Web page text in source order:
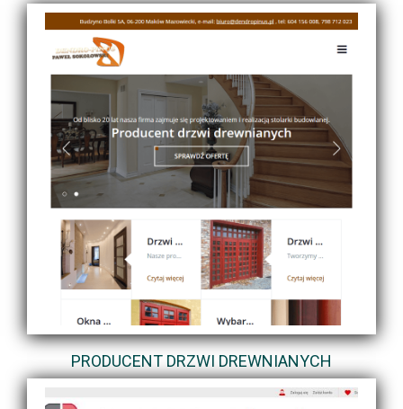
PRODUCENT DRZWI DREWNIANYCH